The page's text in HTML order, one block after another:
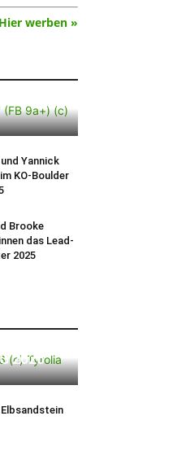
Hier werben »
Yannick
KO-Boulder
Brooke
das Lead-
2025
2026